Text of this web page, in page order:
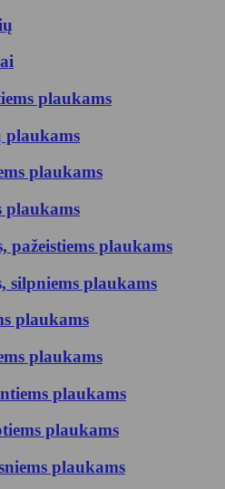
plaukams
plaukams
plaukams
plaukams
pažeistiems plaukams
silpniems plaukams
plaukams
plaukams
plaukams
plaukams
plaukams